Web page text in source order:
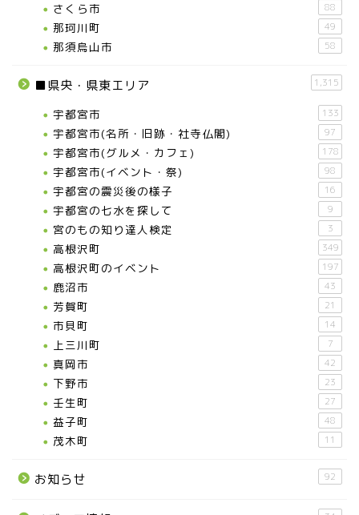
さくら市 88
那珂川町 49
那須烏山市 58
■県央・県東エリア 1,315
宇都宮市 133
宇都宮市(名所・旧跡・社寺仏閣) 97
宇都宮市(グルメ・カフェ) 178
宇都宮市(イベント・祭) 98
宇都宮の震災後の様子 16
宇都宮の七水を探して 9
宮のもの知り達人検定 3
高根沢町 349
高根沢町のイベント 197
鹿沼市 43
芳賀町 21
市貝町 14
上三川町 7
真岡市 42
下野市 23
壬生町 27
益子町 48
茂木町 11
お知らせ 92